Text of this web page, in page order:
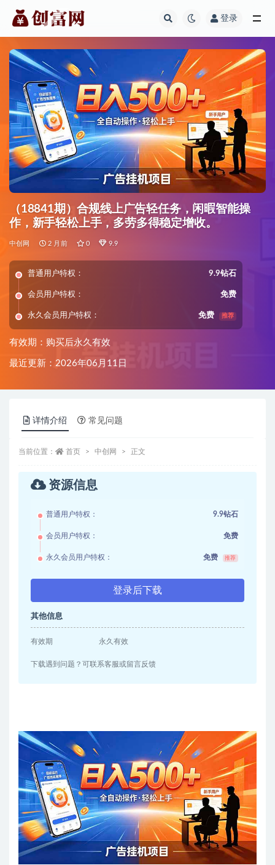
登录
（18841期）合规线上广告轻任务，闲暇智能操
作，新手轻松上手，多劳多得稳定增收。
中创网 2 月前 0 9.9
普通用户特权： 9.9钻石
会员用户特权： 免费
永久会员用户特权： 免费 推荐
有效期：购买后永久有效
最近更新：2026年06月11日
详情介绍 常见问题
当前位置： 首页 中创网 正文
资源信息
普通用户特权： 9.9钻石
会员用户特权： 免费
永久会员用户特权： 免费 推荐
登录后下载
其他信息
有效期 永久有效
下载遇到问题？可联系客服或留言反馈